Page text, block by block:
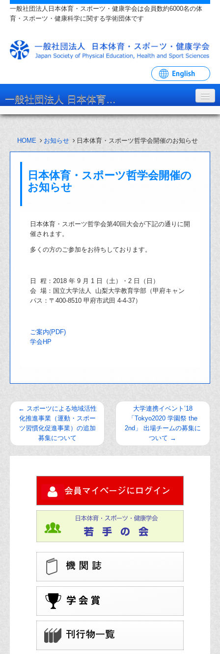
一般社団法人日本体育・スポーツ・健康学会は会員数約6000名の体
育・スポーツ・健康科学に関する学術団体です
一般社団法人 日本体育・スポーツ・健康学会
入会・各種手続
学会大会・研究会
リンク・関連団体
HOME お知らせ 日本体育・スポーツ哲学会開催のお知らせ
日本体育・スポーツ哲学会開催の
お知らせ
日本体育・スポーツ哲学会第40回大会が下記の通りに開
催されます。
多くの方のご参加をお待ちしております。
日 程：2018 年 9 月 1 日（土）・2 日（日）
会 場：国立大学法人 山梨大学教育学部（甲府キャン
パス：〒400-8510 甲府市武田 4-4-37）
ご案内(PDF)
学会HP
← スポーツによる地域活性
化推進事業（運動・スポー
ツ習慣化促進事業）の追加
募集について
大学連携イベント’18
「Tokyo2020 学園祭 the
2nd」 出場チームの募集に
ついて →